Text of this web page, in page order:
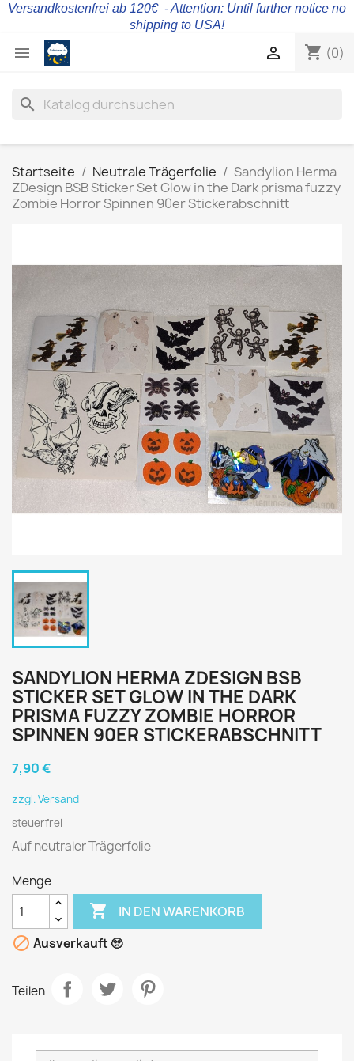
Versandkostenfrei ab 120€ - Attention: Until further notice no
shipping to USA!
 shopping_cart (0)

search
Startseite Neutrale Trägerfolie
Sandylion Herma
ZDesign BSB Sticker Set Glow in the Dark prisma fuzzy
Zombie Horror Spinnen 90er Stickerabschnitt
SANDYLION HERMA ZDESIGN BSB
STICKER SET GLOW IN THE DARK
PRISMA FUZZY ZOMBIE HORROR
SPINNEN 90ER STICKERABSCHNITT
7,90 €
zzgl. Versand
steuerfrei
Auf neutraler Trägerfolie
Menge
 IN DEN WARENKORB
 Ausverkauft 🥺
Teilen